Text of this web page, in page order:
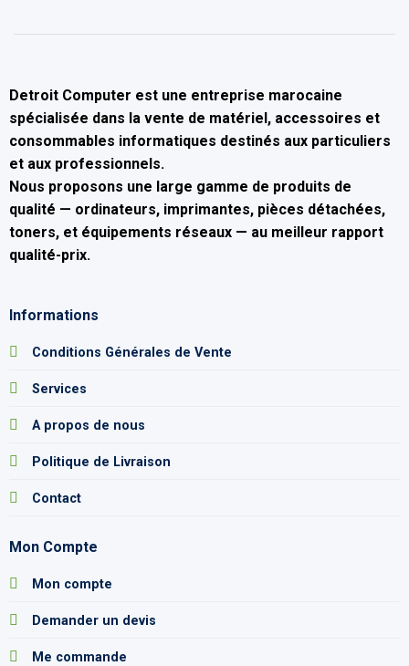
Detroit Computer est une entreprise marocaine
spécialisée dans la vente de matériel, accessoires et
consommables informatiques destinés aux particuliers
et aux professionnels.
Nous proposons une large gamme de produits de
qualité — ordinateurs, imprimantes, pièces détachées,
toners, et équipements réseaux — au meilleur rapport
qualité-prix.
Informations
Conditions Générales de Vente
Services
A propos de nous
Politique de Livraison
Contact
Mon Compte
Mon compte
Demander un devis
Me commande